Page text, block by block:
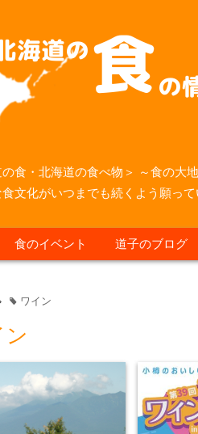
の食・北海道の食べ物＞ ～食の
食文化がいつまでも続くよう願
食のイベント 道子のブログ
tag ワイン
ン